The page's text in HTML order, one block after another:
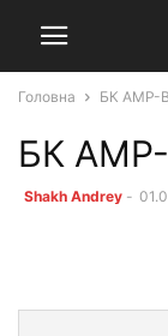
Головна БК AMP-
БК
Shakh Andrey -